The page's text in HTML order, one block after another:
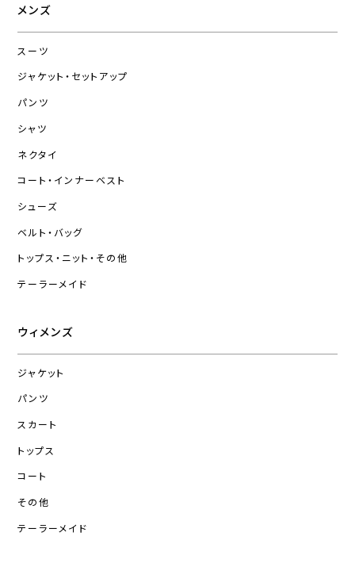
メンズ
スーツ
ジャケット・セットアップ
パンツ
シャツ
ネクタイ
コート・インナーベスト
シューズ
ベルト・バッグ
トップス・ニット・その他
テーラーメイド
ウィメンズ
ジャケット
パンツ
スカート
トップス
コート
その他
テーラーメイド